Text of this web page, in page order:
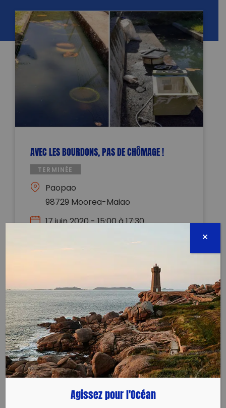
AVEC LES BOURDONS, PAS DE CHÔMAGE !
TERMINÉE
Paopao
98729 Moorea-Maiao
17 juin 2020 - 15:00 à 17:30
secretariat.mooreabiodiversite@gmail.com
Moorea Biodiversité
rendez vous devant la caserne des sapeurs
pompiers. Nous serons à l’affût de ce qui ne
fonctionne pas à Paopao autour de nos écoles… trop
de déchets qui traînent… Nous verrons si nos
affiches ont été de quelques utilités . A bientôt
Agissez pour l'Océan